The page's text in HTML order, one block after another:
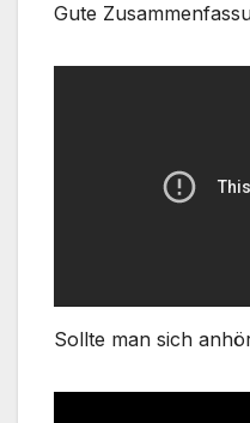
Gute
Sollte man sich